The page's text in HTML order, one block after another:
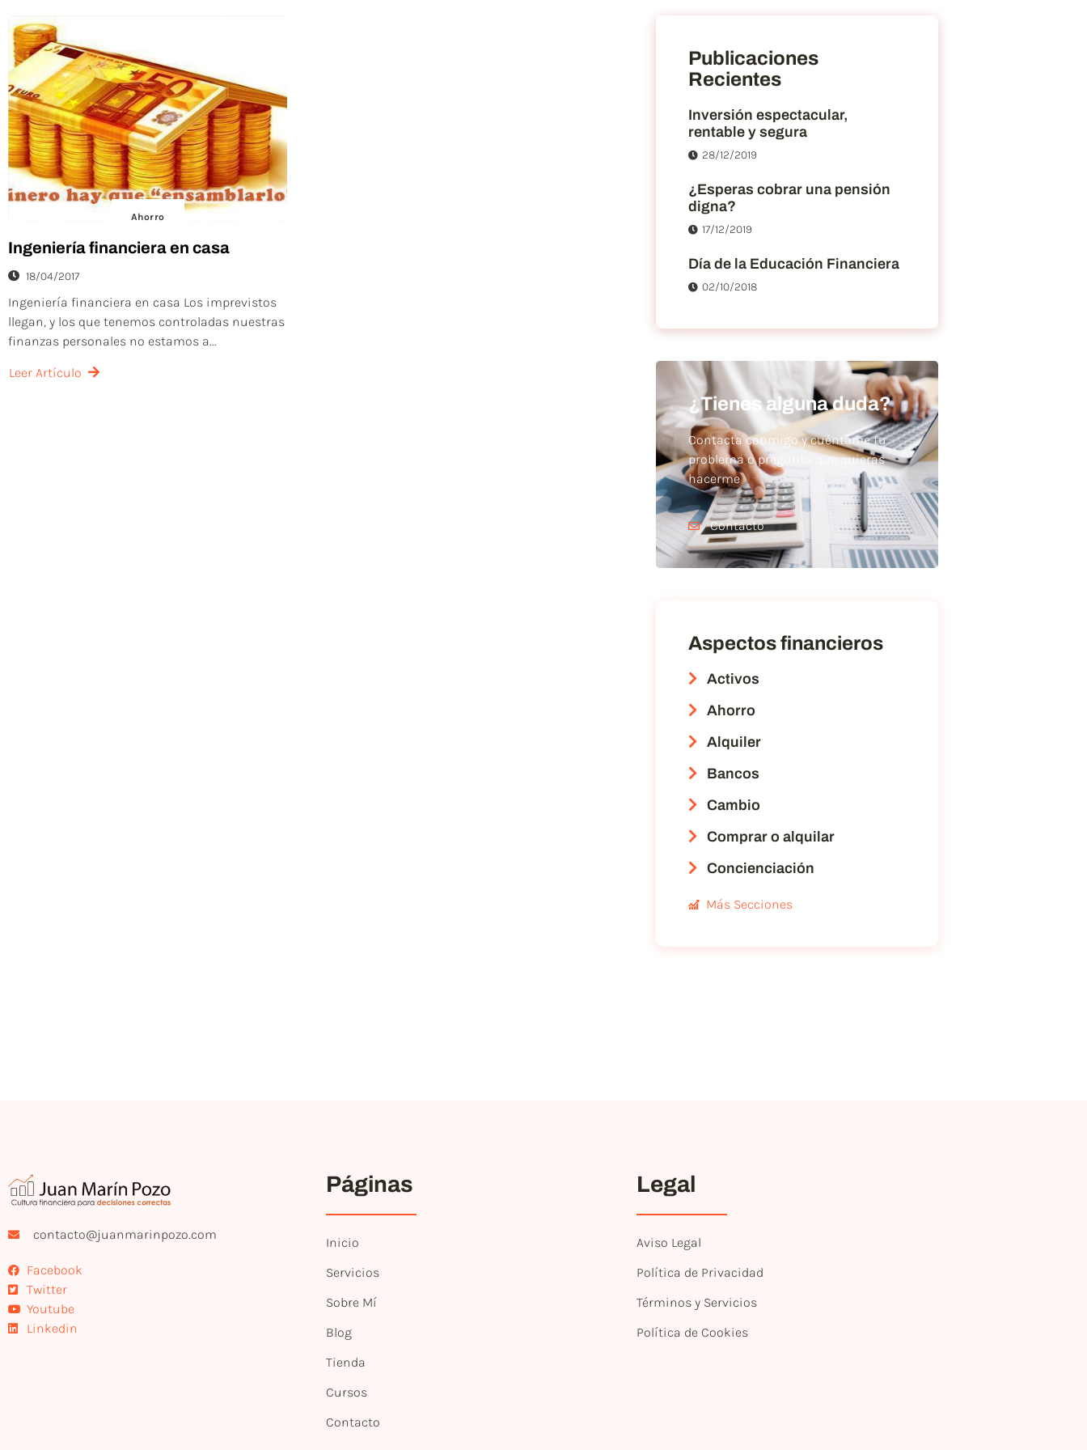
Ahorro
Ingeniería financiera en casa
18/04/2017
Ingeniería financiera en casa Los imprevistos
llegan, y los que tenemos controladas nuestras
finanzas personales no estamos a...
Leer Artículo
Publicaciones
Recientes
Inversión espectacular,
rentable y segura
28/12/2019
¿Esperas cobrar una pensión
digna?
17/12/2019
Día de la Educación Financiera
02/10/2018
¿Tienes alguna duda?
Contacta conmigo y cuéntame tu
problema o pregunta que quieras
hacerme
Contacto
Aspectos financieros
Activos
Ahorro
Alquiler
Bancos
Cambio
Comprar o alquilar
Concienciación
Más Secciones
contacto@juanmarinpozo.com
Facebook
Twitter
Youtube
Linkedin
Páginas
Inicio
Servicios
Sobre Mí
Blog
Tienda
Cursos
Contacto
Legal
Aviso Legal
Política de Privacidad
Términos y Servicios
Política de Cookies